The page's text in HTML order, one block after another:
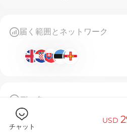
目的地
eSIM
データ
届く範囲とネットワーク
データ
50GB高速データ、使い切り
このeSIMは一度しかイン
[eSIMのご利用について]
チャット
USD